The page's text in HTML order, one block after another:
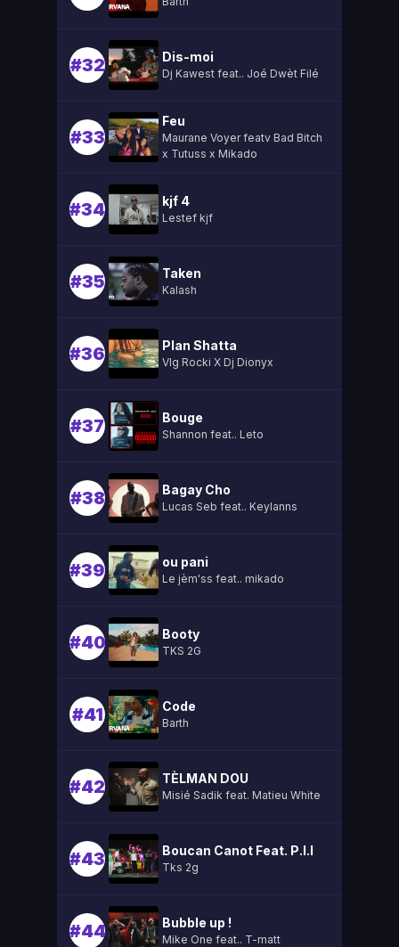
#32 Dis-moi
Dj Kawest feat.. Joé Dwèt Filé
#33
Feu
Maurane Voyer featv Bad Bitch
x Tutuss x Mikado
#34 kjf 4
Lestef kjf
#35 Taken
Kalash
#36 Plan Shatta
Vlg Rocki X Dj Dionyx
#37 Bouge
Shannon feat.. Leto
#38 Bagay Cho
Lucas Seb feat.. Keylanns
#39 ou pani
Le jèm'ss feat.. mikado
#40 Booty
TKS 2G
#41 Code
Barth
#42 TÈLMAN DOU
Misié Sadik feat. Matieu White
#43 Boucan Canot Feat. P.l.l
Tks 2g
#44 Bubble up !
Mike One feat.. T-matt